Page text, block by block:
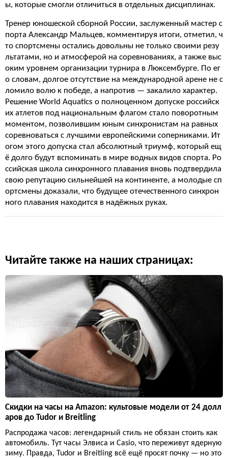
ы, которые смогли отличиться в отдельных дисциплинах.
Тренер юношеской сборной России, заслуженный мастер с
порта Александр Мальцев, комментируя итоги, отметил, ч
то спортсмены остались довольны не только своими резу
льтатами, но и атмосферой на соревнованиях, а также выс
оким уровнем организации турнира в Люксембурге. По ег
о словам, долгое отсутствие на международной арене не с
ломило волю к победе, а напротив — закалило характер.
Решение World Aquatics о полноценном допуске российск
их атлетов под национальным флагом стало поворотным
моментом, позволившим юным синхронистам на равных
соревноваться с лучшими европейскими соперниками. Ит
огом этого допуска стал абсолютный триумф, который ещ
ё долго будут вспоминать в мире водных видов спорта. Ро
ссийская школа синхронного плавания вновь подтвердила
свою репутацию сильнейшей на континенте, а молодые сп
ортсмены доказали, что будущее отечественного синхрон
ного плавания находится в надёжных руках.
Читайте также на наших страницах:
Скидки на часы на Amazon: культовые модели от 24 долл
аров до Tudor и Breitling
Распродажа часов: легендарный стиль не обязан стоить как
автомобиль. Тут часы Элвиса и Casio, что переживут ядерную
зиму. Правда, Tudor и Breitling всё ещё просят почку — но это